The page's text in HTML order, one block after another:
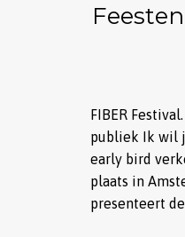
FIBER
publiek Ik wil
early bird
plaats in
presenteert